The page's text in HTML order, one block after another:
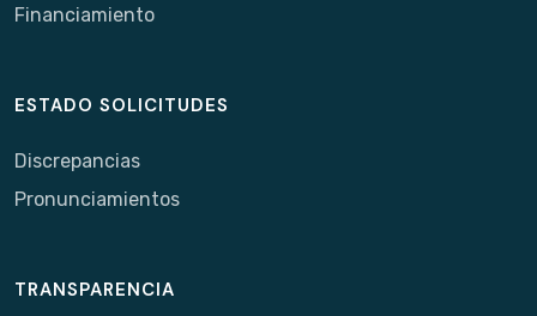
Financiamiento
ESTADO SOLICITUDES
Discrepancias
Pronunciamientos
TRANSPARENCIA